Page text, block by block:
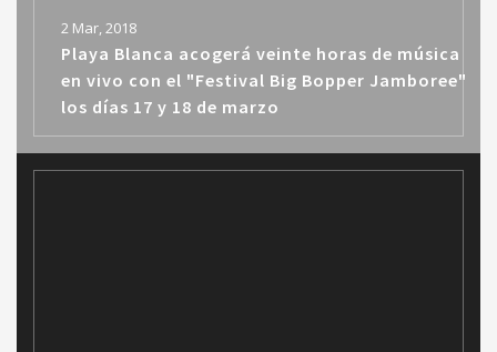
2 Mar, 2018
Playa Blanca acogerá veinte horas de música
en vivo con el "Festival Big Bopper Jamboree"
los días 17 y 18 de marzo